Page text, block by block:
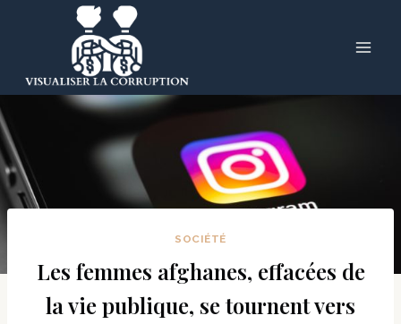
SOCIÉTÉ
Les femmes afghanes, effacées de
la vie publique, se tournent vers